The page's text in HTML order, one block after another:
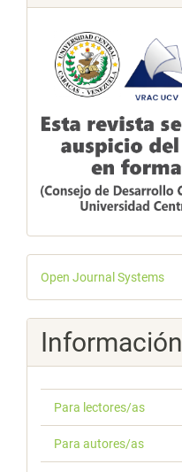
Desarrollado
por
Open Journal Systems
Información
Para lectores/as
Para autores/as